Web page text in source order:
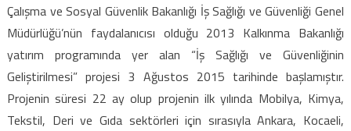
ve
Güvenliğinin
Geliştirilmesi”
projesinde
yer
Çalışma ve Sosyal Güvenlik Bakanlığı İş Sağlığı ve Güvenliği Genel
Müdürlüğü’nün faydalanıcısı olduğu 2013 Kalkınma Bakanlığı
yatırım programında yer alan “İş Sağlığı ve Güvenliğinin
Geliştirilmesi” projesi 3 Ağustos 2015 tarihinde başlamıştır.
Projenin süresi 22 ay olup projenin ilk yılında Mobilya, Kimya,
Tekstil, Deri ve Gıda sektörleri için sırasıyla Ankara, Kocaeli,